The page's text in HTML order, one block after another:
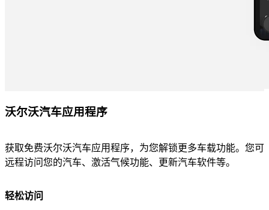
沃尔沃汽车应用程序
获取免费沃尔沃汽车应用程序，为您解锁更多车载功能。您可
远程访问您的汽车、激活气候功能、更新汽车软件等。
轻松访问